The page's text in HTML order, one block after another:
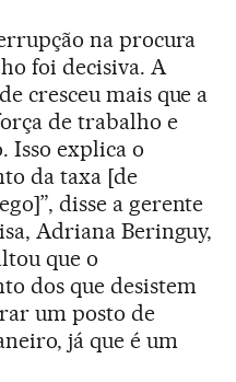
na procura
foi decisiva. A
cresceu mais que a
de trabalho e
Isso explica o
da taxa [de
disse a gerente
Adriana Beringuy,
que o
dos que desistem
um posto de
já que é um